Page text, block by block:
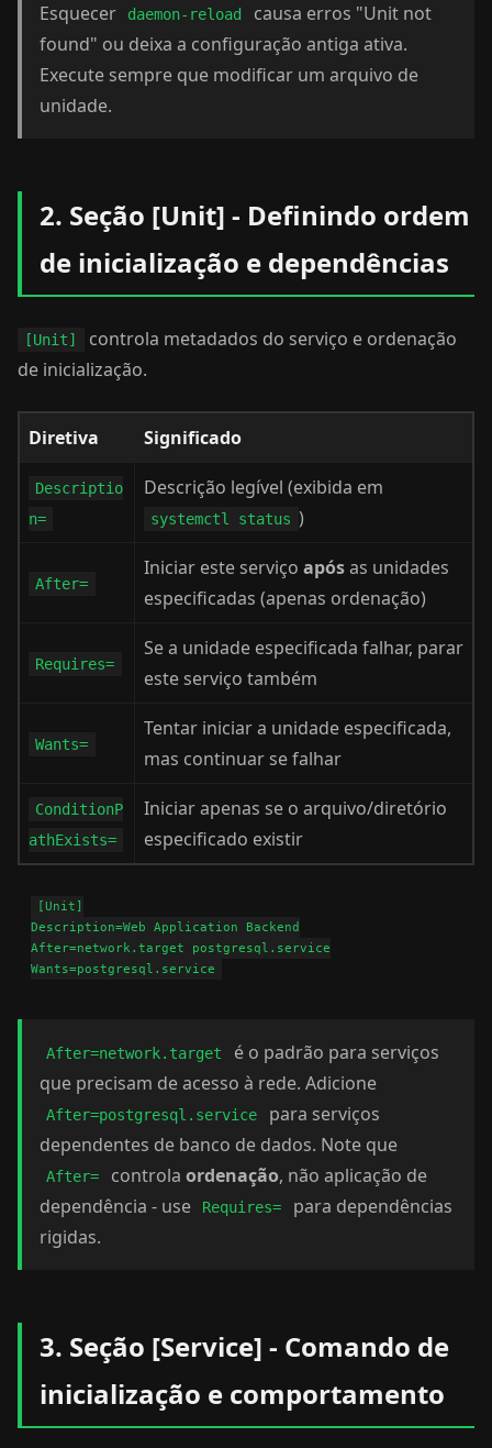
Esquecer daemon-reload
causa erros "Unit not
found" ou deixa a configuração antiga ativa.
Execute sempre que modificar um arquivo de
unidade.
2. Seção [Unit] - Definindo ordem
de inicialização e dependências
[Unit]
controla metadados do serviço e ordenação
de inicialização.
Diretiva Significado
Descriptio
n=
Descrição legível (exibida em
systemctl status )
After=
Iniciar este serviço apósas unidades
especificadas (apenas ordenação)
Requires=
Se a unidade especificada falhar, parar
este serviço também
Wants=
Tentar iniciar a unidade especificada,
mas continuar se falhar
ConditionP
athExists=
Iniciar apenas se o arquivo/diretório
especificado existir
[Unit]
Description=Web Application Backend
After=network.target postgresql.service
After=network.target
é o padrão para serviços
que precisam de acesso à rede. Adicione
After=postgresql.service
para serviços
dependentes de banco de dados. Note que
After= controla ordenação, não aplicação de
dependência - use
Requires=
para dependências
rigidas.
3. Seção [Service] - Comando de
inicialização e comportamento